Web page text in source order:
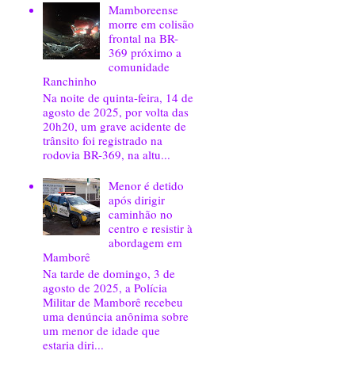
Mamboreense
morre em colisão
frontal na BR-
369 próximo a
comunidade
Ranchinho
Na noite de quinta-feira, 14 de
agosto de 2025, por volta das
20h20, um grave acidente de
trânsito foi registrado na
rodovia BR-369, na altu...
Menor é detido
após dirigir
caminhão no
centro e resistir à
abordagem em
Mamborê
Na tarde de domingo, 3 de
agosto de 2025, a Polícia
Militar de Mamborê recebeu
uma denúncia anônima sobre
um menor de idade que
estaria diri...